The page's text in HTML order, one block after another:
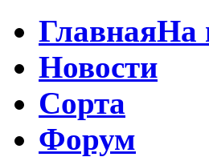
ГлавнаяНа
Новости
Сорта
Форум